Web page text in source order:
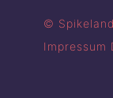
©
Impressum